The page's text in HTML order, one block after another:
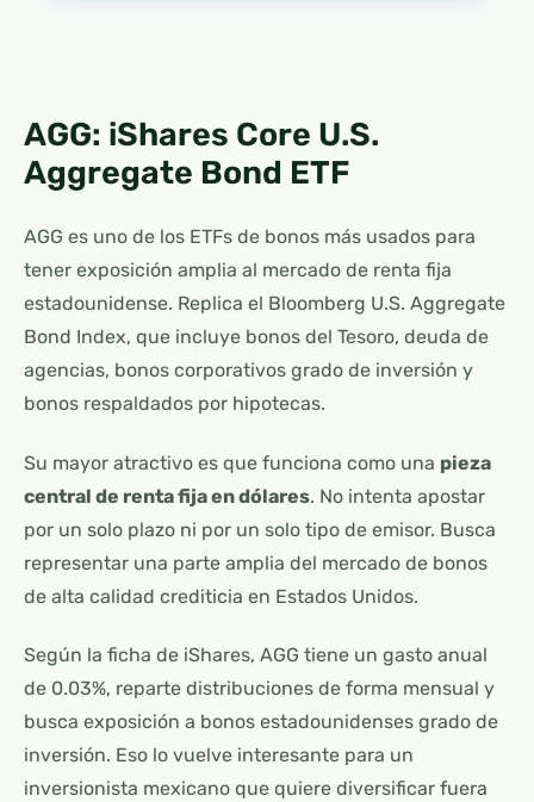
AGG: iShares Core U.S.
Aggregate Bond ETF
AGG es uno de los ETFs de bonos más usados para
tener exposición amplia al mercado de renta fija
estadounidense. Replica el Bloomberg U.S. Aggregate
Bond Index, que incluye bonos del Tesoro, deuda de
agencias, bonos corporativos grado de inversión y
bonos respaldados por hipotecas.
Su mayor atractivo es que funciona como una pieza
central de renta fija en dólares. No intenta apostar
por un solo plazo ni por un solo tipo de emisor. Busca
representar una parte amplia del mercado de bonos
de alta calidad crediticia en Estados Unidos.
Según la ficha de iShares, AGG tiene un gasto anual
de 0.03%, reparte distribuciones de forma mensual y
busca exposición a bonos estadounidenses grado de
inversión. Eso lo vuelve interesante para un
inversionista mexicano que quiere diversificar fuera